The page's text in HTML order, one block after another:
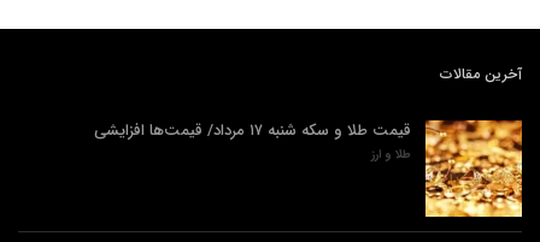
آخرین مقالات
قیمت طلا و سکه شنبه ۱۷ مرداد/ قیمت‌ها افزایشی
طلا و ارز